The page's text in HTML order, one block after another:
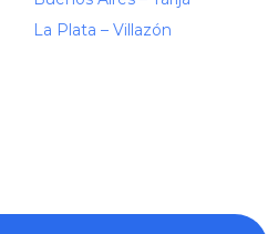
La Plata – Villazón